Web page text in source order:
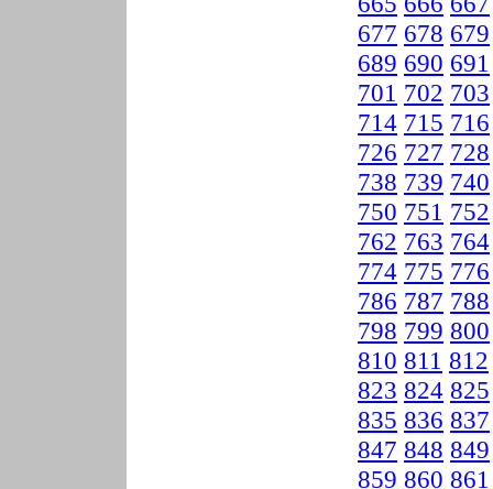
677 678 679
689 690 691
701 702 703
714 715 716
726 727 728
738 739 740
750 751 752
762 763 764
774 775 776
786 787 788
798 799 800
810 811 812
823 824 825
835 836 837
847 848 849
859 860 861